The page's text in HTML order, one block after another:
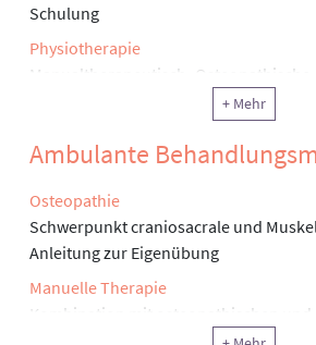
Schulung
Physiotherapie
Manualtherapeutisch- Osteopathische
Neurophysiologische
Therapie
Physikalische Therapie
Moorbad
Information, Motivation, Schulung
Rückenschule/ Gelenkschule
+ Mehr
Ambulante
Osteopathie
Schwerpunkt craniosacrale und
Anleitung zur Eigenübung
Manuelle Therapie
Kombination mit osteopathischen und
neurophysiologischen Techniken;